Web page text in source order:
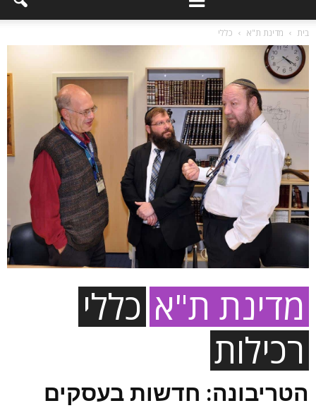
בית מדינת ת"א כללי
מדינת ת"א כללי
רכילות
הטריבונה: חדשות בעסקים